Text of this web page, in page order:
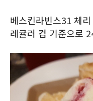
베스킨라빈스31 체
레귤러 컵 기준으로